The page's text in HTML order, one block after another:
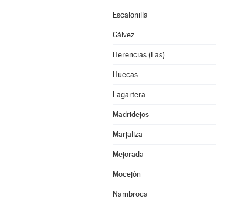
Escalonilla
Gálvez
Herencias (Las)
Huecas
Lagartera
Madridejos
Marjaliza
Mejorada
Mocejón
Nambroca